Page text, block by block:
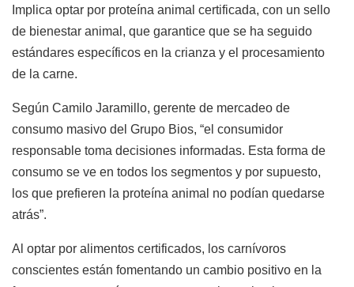
Implica optar por proteína animal certificada, con un sello
de bienestar animal, que garantice que se ha seguido
estándares específicos en la crianza y el procesamiento
de la carne.
Según Camilo Jaramillo, gerente de mercadeo de
consumo masivo del Grupo Bios, “el consumidor
responsable toma decisiones informadas. Esta forma de
consumo se ve en todos los segmentos y por supuesto,
los que prefieren la proteína animal no podían quedarse
atrás”.
Al optar por alimentos certificados, los carnívoros
conscientes están fomentando un cambio positivo en la